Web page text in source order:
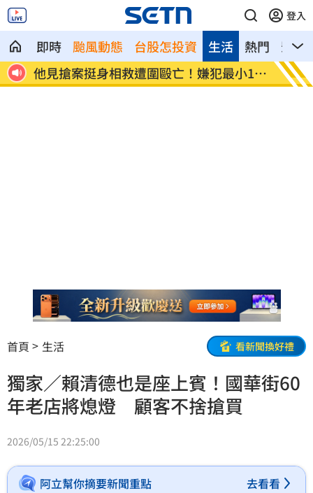
登入
即時 颱風動態 台股怎投資 熱門 影音
生活
12
扣款人數狂增4成 國泰小龍基金布局曝光
車是
費
首頁 生活 看新聞換好禮
獨家／賴清德也是座上賓！國華街60
年老店將熄燈 顧客不捨搶買
2026/05/15 22:25:00
阿立幫你摘要新聞重點 去看看